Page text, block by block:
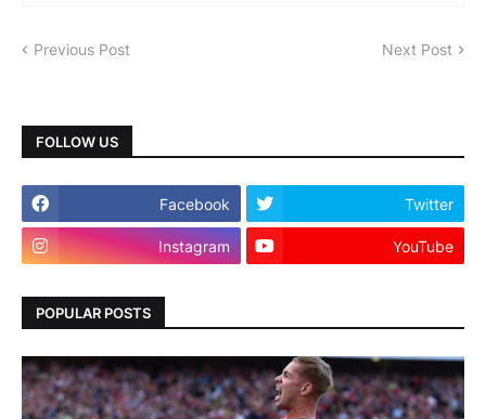
Previous Post Next Post
FOLLOW US
Facebook Twitter
Instagram YouTube
POPULAR POSTS